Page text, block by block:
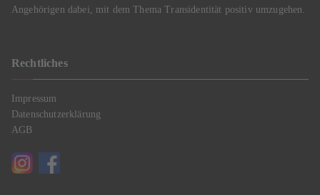
Angehörigen dabei, mit dem Thema Transidentität positiv umzugehen.
Rechtliches
Impressum
Datenschutzerklärung
AGB